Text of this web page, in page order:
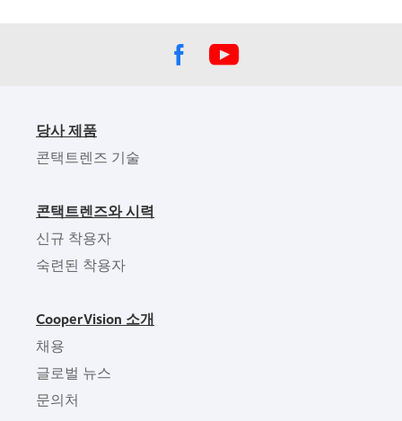
당사 제품
콘택트렌즈 기술
콘택트렌즈와 시력
신규 착용자
숙련된 착용자
CooperVision 소개
채용
글로벌 뉴스
문의처